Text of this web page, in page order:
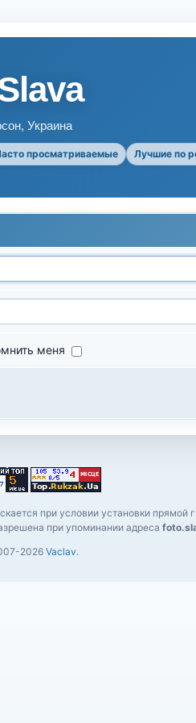
Украина
просматриваемые Лучшие по
меня
при условии установки прямой
при упоминании адреса
2026 Vaclav.